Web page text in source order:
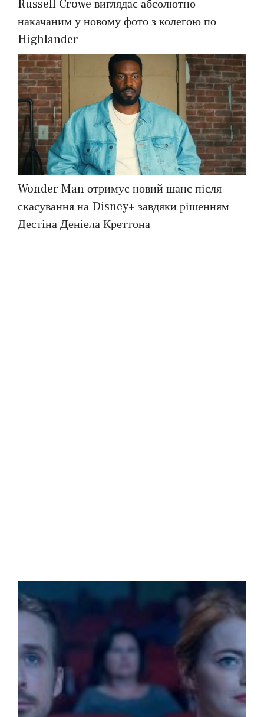
Russell Crowe виглядає абсолютно
накачаним у новому фото з колегою по
Highlander
Wonder Man отримує новий шанс після
скасування на Disney+ завдяки рішенням
Дестіна Деніела Креттона